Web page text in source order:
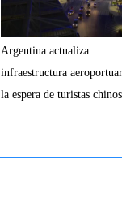
Argentina actualiza
infraestructura
la espera de turistas chinos